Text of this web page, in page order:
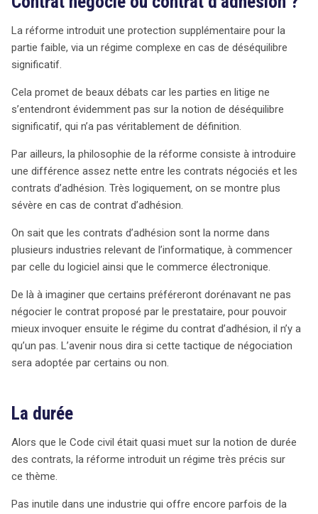
La réforme introduit une protection supplémentaire pour la
partie faible, via un régime complexe en cas de déséquilibre
significatif.
Cela promet de beaux débats car les parties en litige ne
s’entendront évidemment pas sur la notion de déséquilibre
significatif, qui n’a pas véritablement de définition.
Par ailleurs, la philosophie de la réforme consiste à introduire
une différence assez nette entre les contrats négociés et les
contrats d’adhésion. Très logiquement, on se montre plus
sévère en cas de contrat d’adhésion.
On sait que les contrats d’adhésion sont la norme dans
plusieurs industries relevant de l’informatique, à commencer
par celle du logiciel ainsi que le commerce électronique.
De là à imaginer que certains préféreront dorénavant ne pas
négocier le contrat proposé par le prestataire, pour pouvoir
mieux invoquer ensuite le régime du contrat d’adhésion, il n’y a
qu’un pas. L’avenir nous dira si cette tactique de négociation
sera adoptée par certains ou non.
La durée
Alors que le Code civil était quasi muet sur la notion de durée
des contrats, la réforme introduit un régime très précis sur
ce thème.
Pas inutile dans une industrie qui offre encore parfois de la
search